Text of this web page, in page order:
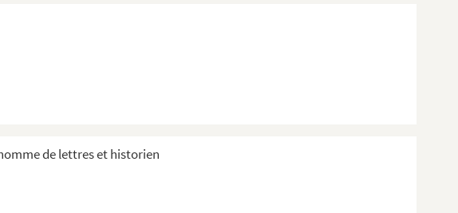
de lettres et historien